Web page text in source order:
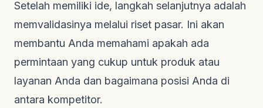
Setelah memiliki ide, langkah selanjutnya adalah
memvalidasinya melalui riset pasar. Ini akan
membantu Anda memahami apakah ada
permintaan yang cukup untuk produk atau
layanan Anda dan bagaimana posisi Anda di
antara kompetitor.